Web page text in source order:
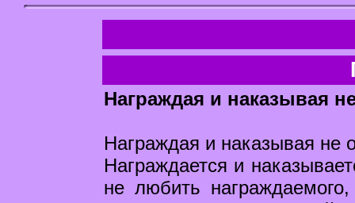
Награждая и наказывая
Награждая и наказывая
Награждается и
не любить